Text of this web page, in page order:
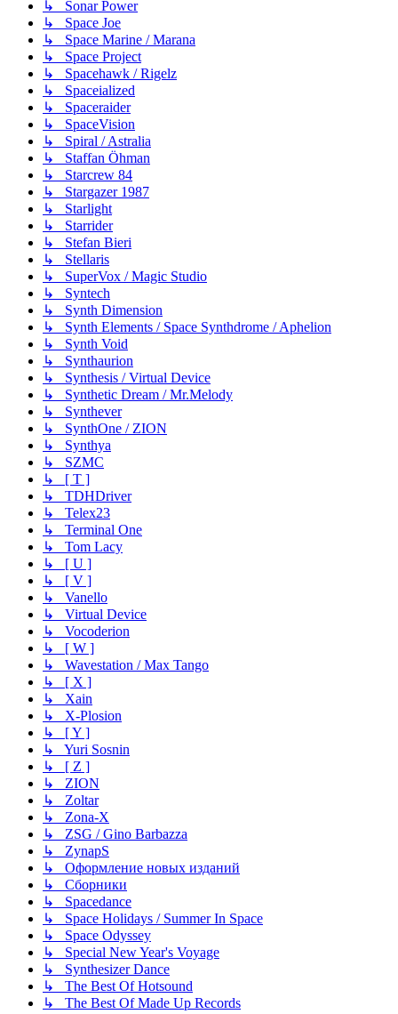
↳ Sonar Power
↳ Space Joe
↳ Space Marine / Marana
↳ Space Project
↳ Spacehawk / Rigelz
↳ Spaceialized
↳ Spaceraider
↳ SpaceVision
↳ Spiral / Astralia
↳ Staffan Öhman
↳ Starcrew 84
↳ Stargazer 1987
↳ Starlight
↳ Starrider
↳ Stefan Bieri
↳ Stellaris
↳ SuperVox / Magic Studio
↳ Syntech
↳ Synth Dimension
↳ Synth Elements / Space Synthdrome / Aphelion
↳ Synth Void
↳ Synthaurion
↳ Synthesis / Virtual Device
↳ Synthetic Dream / Mr.Melody
↳ Synthever
↳ SynthOne / ZION
↳ Synthya
↳ SZMC
↳ [ T ]
↳ TDHDriver
↳ Telex23
↳ Terminal One
↳ Tom Lacy
↳ [ U ]
↳ [ V ]
↳ Vanello
↳ Virtual Device
↳ Vocoderion
↳ [ W ]
↳ Wavestation / Max Tango
↳ [ X ]
↳ Xain
↳ X-Plosion
↳ [ Y ]
↳ Yuri Sosnin
↳ [ Z ]
↳ ZION
↳ Zoltar
↳ Zona-X
↳ ZSG / Gino Barbazza
↳ ZynapS
↳ Оформление новых изданий
↳ Сборники
↳ Spacedance
↳ Space Holidays / Summer In Space
↳ Space Odyssey
↳ Special New Year's Voyage
↳ Synthesizer Dance
↳ The Best Of Hotsound
↳ The Best Of Made Up Records